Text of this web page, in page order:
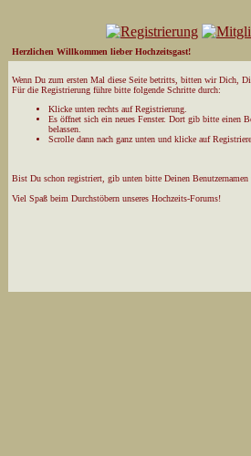
Herzlichen Willkommen lieber Hochzeitsgast!
Wenn Du zum ersten Mal diese Seite betritts, bitten wir Dich,
Für die Registrierung führe bitte folgende Schritte durch:
Klicke unten rechts auf Registrierung.
Es öffnet sich ein neues Fenster. Dort gib bitte einen
belassen.
Scrolle dann nach ganz unten und klicke auf
Bist Du schon registriert, gib unten bitte Deinen
Viel Spaß beim Durchstöbern unseres Hochzeits-Forums!